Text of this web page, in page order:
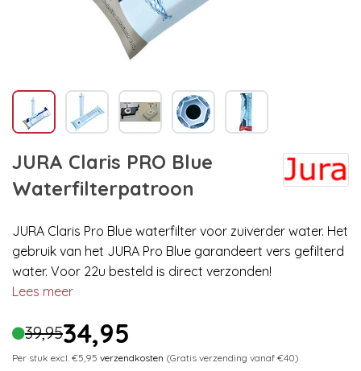
JURA Claris PRO Blue
Waterfilterpatroon
JURA Claris Pro Blue waterfilter voor zuiverder water. Het
gebruik van het JURA Pro Blue garandeert vers gefilterd
water. Voor 22u besteld is direct verzonden!
Lees meer
39,9534,95
Per stuk excl. €5,95 verzendkosten (Gratis verzending vanaf €40)